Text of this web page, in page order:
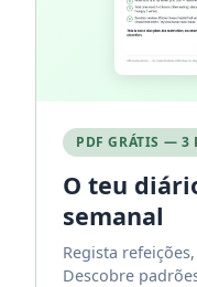
PDF GRÁTIS — 3
O teu
semanal
Regista
Descobre